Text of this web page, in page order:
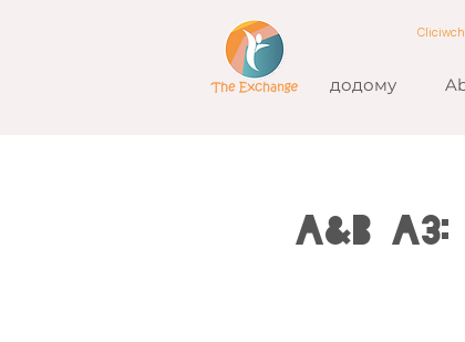
додому
A&B